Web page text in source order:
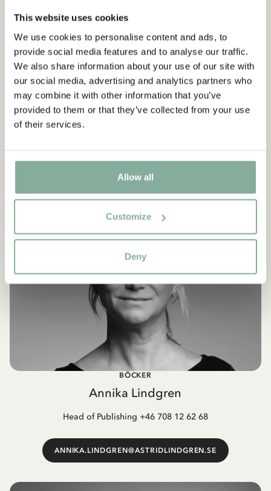
This website uses cookies
We use cookies to personalise content and ads, to
provide social media features and to analyse our traffic.
We also share information about your use of our site with
our social media, advertising and analytics partners who
may combine it with other information that you’ve
provided to them or that they’ve collected from your use
of their services.
Allow all
Customize
Deny
PRODUKTLICENSER
Madelein Lindblad
MADELEIN.LINDBLAD@ASTRIDLINDGREN.SE
BÖCKER
Annika Lindgren
Head of Publishing +46 708 12 62 68
ANNIKA.LINDGREN@ASTRIDLINDGREN.SE